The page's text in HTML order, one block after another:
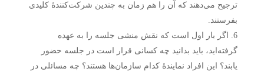
ترجیح می‌دهند که آن را هم زمان به چندین شرکت‌کنندهٔ کلیدی
بفرستند.
اگر بار اول است که نقش منشی جلسه را به عهده
گرفته‌اید، باید بدانید چه کسانی قرار است در جلسه حضور
یابند؟ این افراد نمایندهٔ کدام سازمان‌ها هستند؟ چه مسائلی در